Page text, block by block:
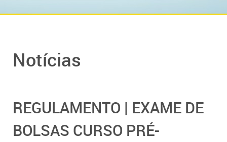
Notícias
REGULAMENTO | EXAME DE
BOLSAS CURSO PRÉ-